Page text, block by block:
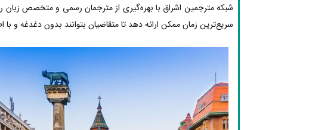
شبکه مترجمین اشراق با بهره‌گیری از مترجمان رسمی و متخصص زبان
سریع‌ترین زمان ممکن ارائه دهد تا متقاضیان بتوانند بدون دغدغه و با